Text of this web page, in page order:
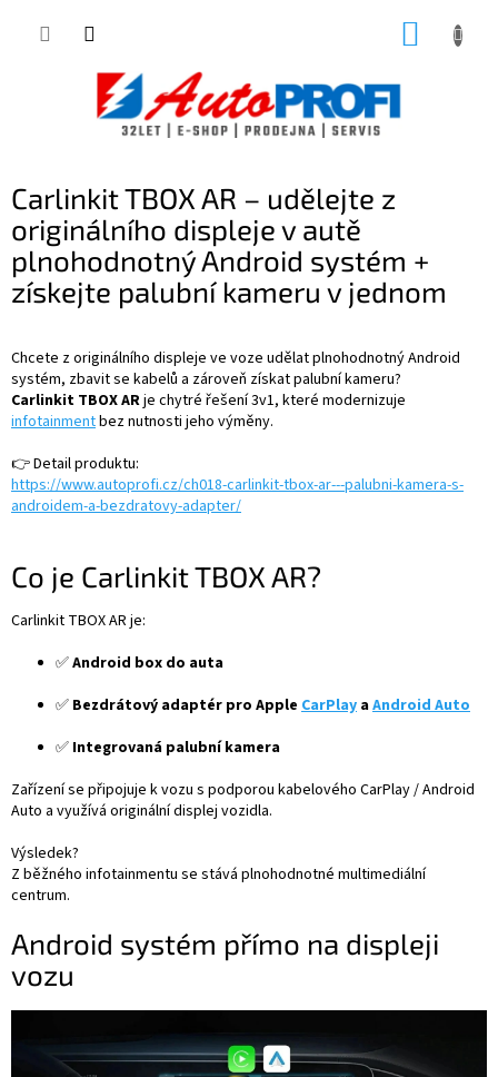
Carlinkit TBOX AR – udělejte z
originálního displeje v autě
plnohodnotný Android systém +
získejte palubní kameru v jednom
Chcete z originálního displeje ve voze udělat plnohodnotný Android
systém, zbavit se kabelů a zároveň získat palubní kameru?
Carlinkit TBOX ARje chytré řešení 3v1, které modernizuje
infotainmentbez nutnosti jeho výměny.
👉 Detail produktu:
https://www.autoprofi.cz/ch018-carlinkit-tbox-ar---palubni-kamera-s-
androidem-a-bezdratovy-adapter/
Co je Carlinkit TBOX AR?
Carlinkit TBOX AR je:
✅Android box do auta
✅ Bezdrátový adaptér pro Apple CarPlay aAndroid Auto
✅ Integrovaná palubní kamera
Zařízení se připojuje k vozu s podporou kabelového CarPlay / Android
Auto a využívá originální displej vozidla.
Výsledek?
Z běžného infotainmentu se stává plnohodnotné multimediální
centrum.
Android systém přímo na displeji
vozu